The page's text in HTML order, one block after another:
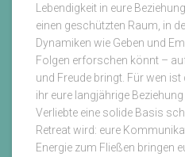
Lebendigkeit in eure
einen geschützten Raum, in
Dynamiken wie Geben und
Folgen erforschen könnt –
und Freude bringt. Für wen
ihr eure langjährige
Verliebte eine solide Basis
Retreat wird: eure
Energie zum Fließen bringen